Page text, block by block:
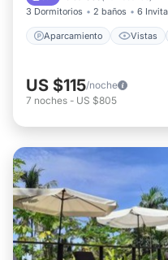
3 Dormitorios 2 baños 6
Aparcamiento Vistas
US $115/noche
7 noches - US $805